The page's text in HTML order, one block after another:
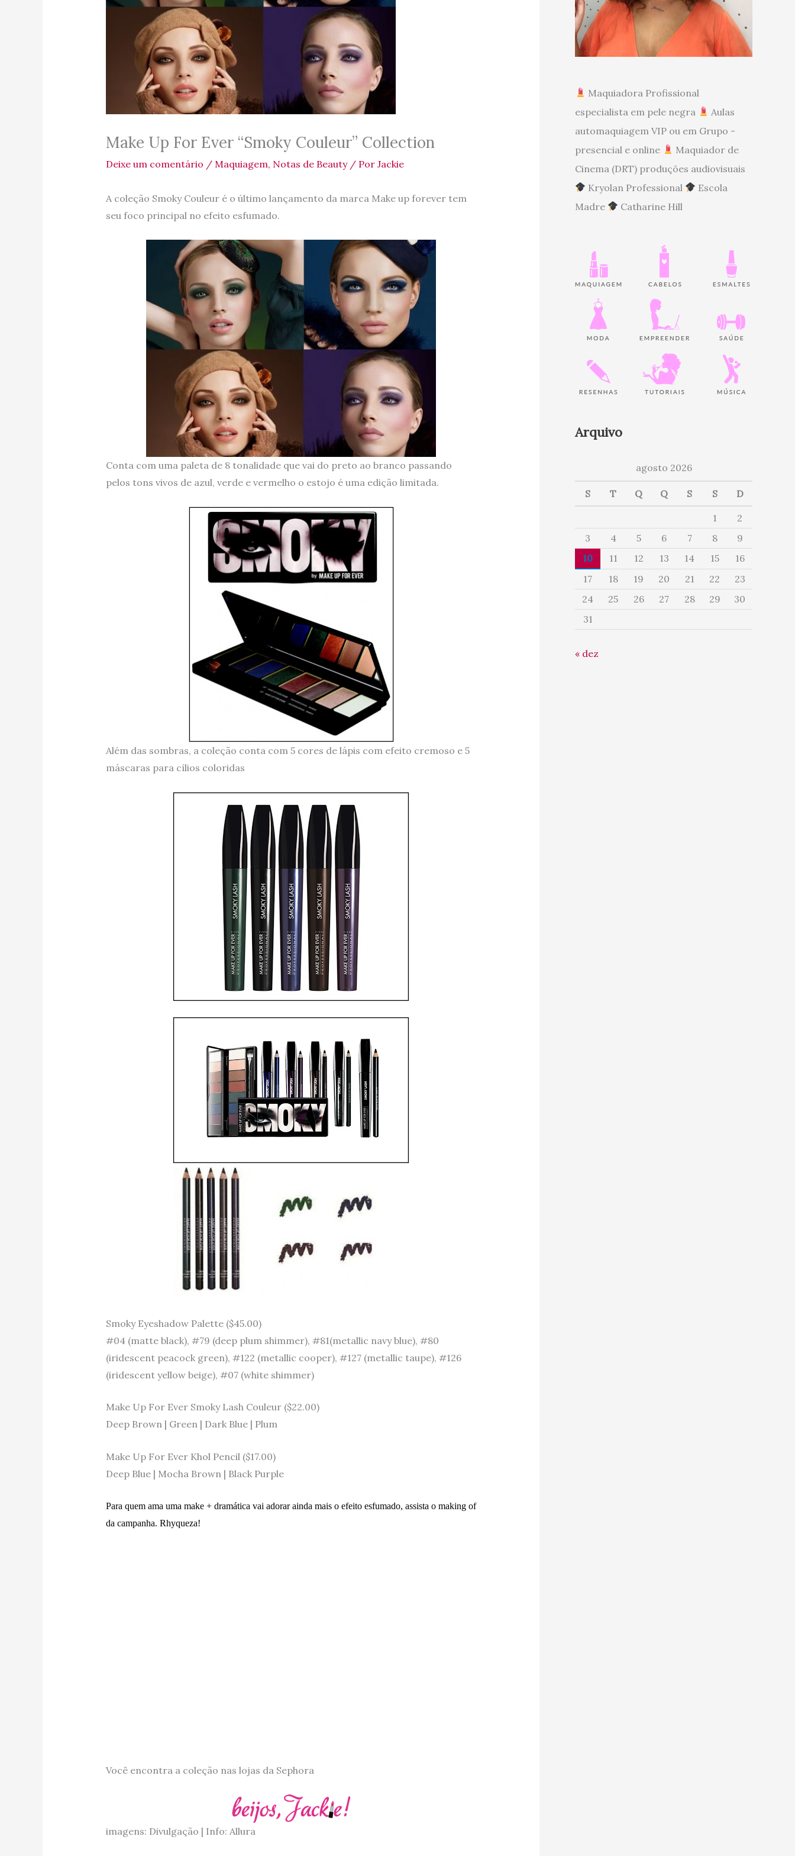
Make Up For Ever “Smoky Couleur” Collection
Deixe um comentário / Maquiagem, Notas de Beauty/ Por Jackie
A coleção Smoky Couleur é o último lançamento da marca Make up forever tem
seu foco principal no efeito esfumado.
Conta com uma paleta de 8 tonalidade que vai do preto ao branco passando
pelos tons vivos de azul, verde e vermelho o estojo é uma edição limitada.
Além das sombras, a coleção conta com 5 cores de lápis com efeito cremoso e 5
máscaras para cílios coloridas
Smoky Eyeshadow Palette ($45.00)
#04 (matte black), #79 (deep plum shimmer), #81(metallic navy blue), #80
(iridescent peacock green), #122 (metallic cooper), #127 (metallic taupe), #126
(iridescent yellow beige), #07 (white shimmer)
Make Up For Ever Smoky Lash Couleur ($22.00)
Deep Brown | Green | Dark Blue | Plum
Make Up For Ever Khol Pencil ($17.00)
Deep Blue | Mocha Brown | Black Purple
Para quem ama uma make + dramática vai adorar ainda mais o efeito esfumado, assista o making of
da campanha. Rhyqueza!
Você encontra a coleção nas lojas da Sephora
imagens: Divulgação | Info: Allura
Maquiadora Profissional
especialista em pele negra
Aulas
automaquiagem VIP ou em Grupo -
presencial e online
Maquiador de
Cinema (DRT) produções audiovisuais
Kryolan Professional
Escola
Madre
Catharine Hill
Arquivo
agosto 2026
S T Q Q S S D
1
2
3
4 5 6 7 8
9
10
11 12 13 14 15
16
17
18 19 20 21 22
23
24
25 26 27 28 29
30
31
« dez